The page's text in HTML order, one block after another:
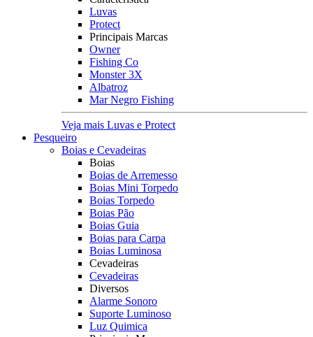
Luvas
Protect
Principais Marcas
Owner
Fishing Co
Monster 3X
Albatroz
Mar Negro Fishing
Veja mais Luvas e Protect
Pesqueiro
Boias e Cevadeiras
Boias
Boias de Arremesso
Boias Mini Torpedo
Boias Torpedo
Boias Pão
Boias Guia
Boias para Carpa
Boias Luminosa
Cevadeiras
Cevadeiras
Diversos
Alarme Sonoro
Suporte Luminoso
Luz Quimica